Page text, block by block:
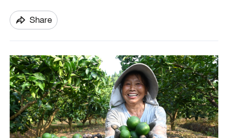
Share